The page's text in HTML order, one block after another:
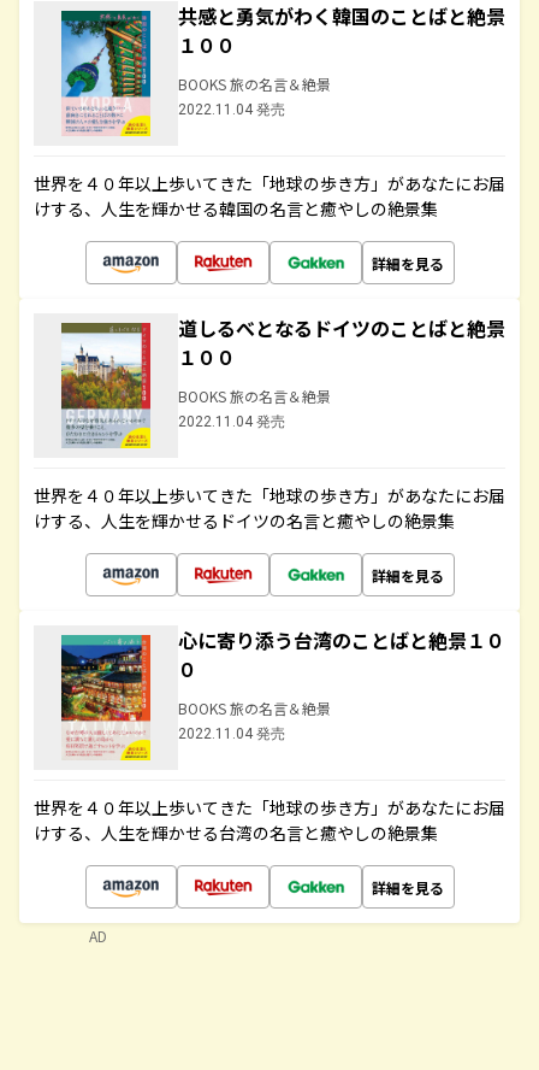
共感と勇気がわく韓国のことばと絶景
１００
BOOKS 旅の名言＆絶景
2022.11.04 発売
世界を４０年以上歩いてきた「地球の歩き方」があなたにお届
けする、人生を輝かせる韓国の名言と癒やしの絶景集
詳細を見る
道しるべとなるドイツのことばと絶景
１００
BOOKS 旅の名言＆絶景
2022.11.04 発売
世界を４０年以上歩いてきた「地球の歩き方」があなたにお届
けする、人生を輝かせるドイツの名言と癒やしの絶景集
詳細を見る
心に寄り添う台湾のことばと絶景１０
０
BOOKS 旅の名言＆絶景
2022.11.04 発売
世界を４０年以上歩いてきた「地球の歩き方」があなたにお届
けする、人生を輝かせる台湾の名言と癒やしの絶景集
詳細を見る
AD